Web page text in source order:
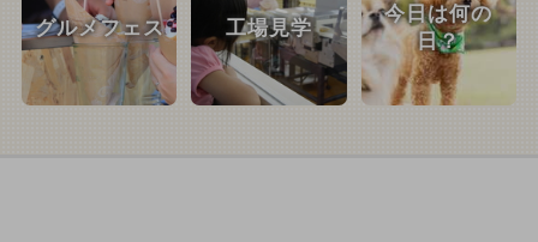
グルメフェス 工場見学
今日は何の
日？